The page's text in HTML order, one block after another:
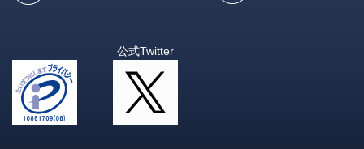
公式Twitter